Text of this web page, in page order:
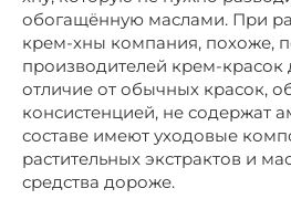
обогащённую маслами. При
крем-хны компания, похоже,
производителей крем-красок
отличие от обычных красок,
консистенцией, не содержат
составе имеют уходовые
растительных экстрактов и
средства дороже.